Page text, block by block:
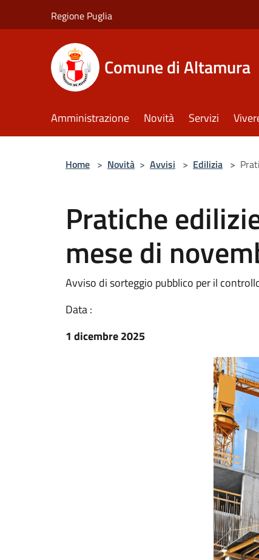
Regione Puglia
Comune di Altamura
Amministrazione Novità Servizi
Home > Novità > Avvisi > Edilizia >
Pratiche
mese di
Avviso di sorteggio pubblico per il
Data :
1 dicembre 2025